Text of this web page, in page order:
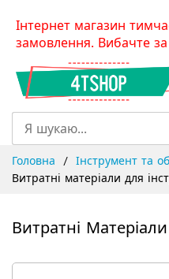
SkipІнтернет магазин
замовлення. Вибачте за
Головна
Інструмент та
Витратні матеріали для
Витратні